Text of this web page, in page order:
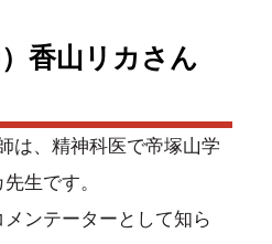
香山リカさん
は、精神科医で帝塚山学
生です。
ンテーターとして知ら